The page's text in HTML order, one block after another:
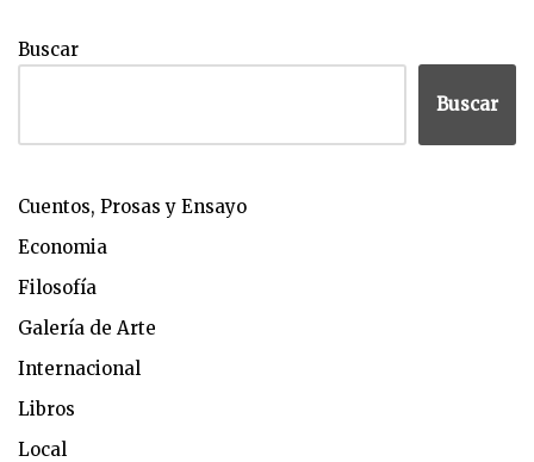
Buscar
Buscar
Cuentos, Prosas y Ensayo
Economia
Filosofía
Galería de Arte
Internacional
Libros
Local